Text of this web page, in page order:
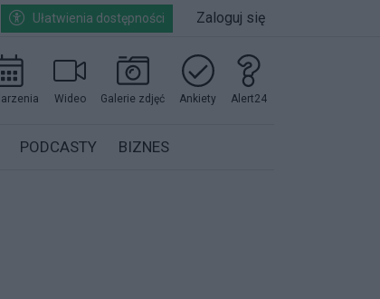
Ułatwienia dostępności Zaloguj się
Wideo Galerie zdjęć Ankiety Alert24
PODCASTY BIZNES